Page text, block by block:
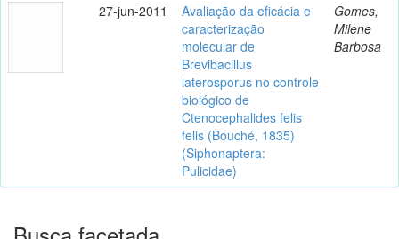
27-jun-2011
Avaliação da eficácia e
caracterização
molecular de
Brevibacillus
laterosporus no controle
biológico de
Ctenocephalides felis
felis (Bouché, 1835)
(Siphonaptera:
Pulicidae)
Gomes,
Milene
Barbosa